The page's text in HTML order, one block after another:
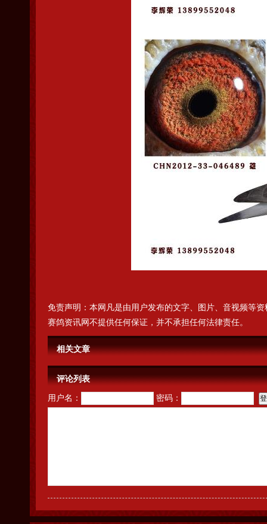
免责声明：本网凡是由用户发布的文字、图片、音视频等
赛鸽资讯网不提供任何保证，并不承担任何法律责任。
相关文章
评论列表
用户名： 密码：